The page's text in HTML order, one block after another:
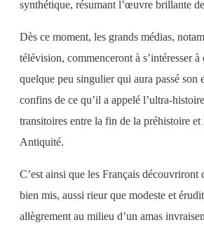
synthétique, résumant l’œuvre brillante
Dès ce moment, les grands médias,
télévision, commenceront à s’intéresser à
quelque peu singulier qui aura passé son
confins de ce qu’il a appelé l’ultra-
transitoires entre la fin de la préhistoire et
Antiquité.
C’est ainsi que les Français découvriront
bien mis, aussi rieur que modeste et
allègrement au milieu d’un amas